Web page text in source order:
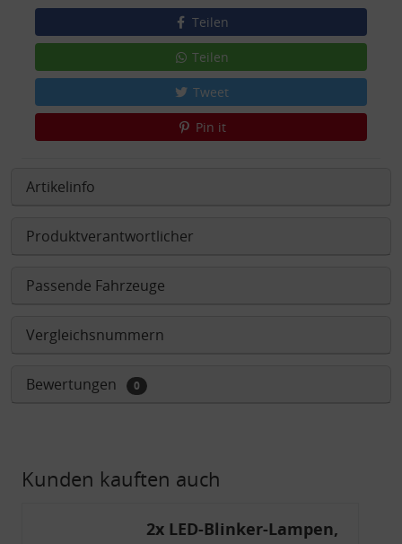
Teilen
Teilen
Tweet
Pin it
Artikelinfo
Produktverantwortlicher
Passende Fahrzeuge
Vergleichsnummern
Bewertungen 0
Kunden kauften auch
2x LED-Blinker-Lampen,